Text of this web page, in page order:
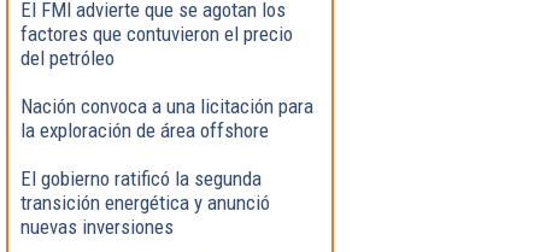
El FMI advierte que se agotan los
factores que contuvieron el precio
del petróleo
Nación convoca a una licitación para
la exploración de área offshore
El gobierno ratificó la segunda
transición energética y anunció
nuevas inversiones